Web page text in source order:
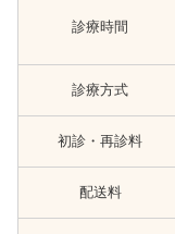
診療時間
診療方式
初診・再診料
配送料